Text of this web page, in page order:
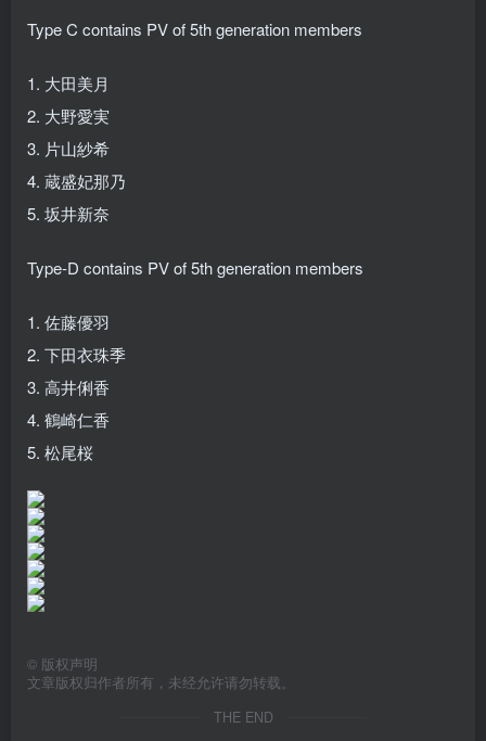
Type C contains PV of 5th generation members
1. 大田美月
2. 大野愛実
3. 片山紗希
4. 蔵盛妃那乃
5. 坂井新奈
Type-D contains PV of 5th generation members
1. 佐藤優羽
2. 下田衣珠季
3. 高井俐香
4. 鶴崎仁香
5. 松尾桜
© 版权声明
文章版权归作者所有，未经允许请勿转载。
THE END